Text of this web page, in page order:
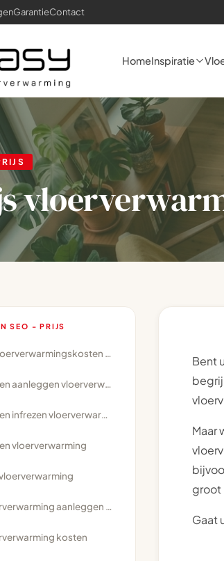
GarantieContact
HomeInspiratie
SEO - PRIJS
De vloerverwarmingskosten per m2 vallen mee.
Kosten aanleggen vloerverwarming
Kosten infrezen vloerverwarming
vloerverwarming
Vloerverwarming aanleggen prijs
kosten
Bent
Maar
groot
Gaat